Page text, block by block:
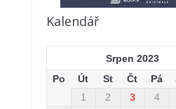
Kalendář
Srpen 2023
Po
Út St Čt Pá
1 2 3 4